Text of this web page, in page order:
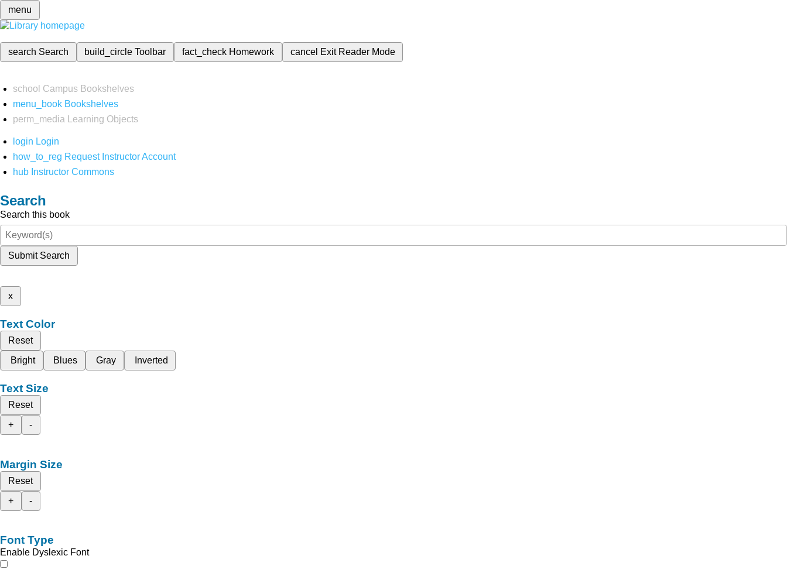
menu
search Search build_circleToolbar fact_check Homework cancel Exit Reader Mode
school Campus Bookshelves
menu_book Bookshelves
perm_media
Learning Objects
login Login
how_to_reg Request Instructor Account
hub Instructor Commons
Search
Search this book
Submit Search
x
Text Color
Reset
Bright
Blues Gray Inverted
Text Size
Reset
+
-
Margin Size
Reset
+
-
Font Type
Enable Dyslexic Font